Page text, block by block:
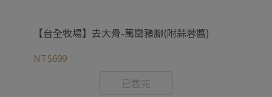
【台全牧場】去大骨-萬巒豬腳(附蒜蓉醬)
NT$699
已售完